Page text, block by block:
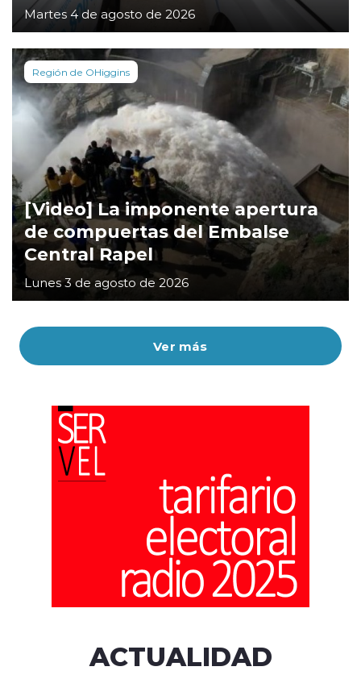
Ver más
Martes 4 de agosto de 2026
Región de OHiggins
[Video] La imponente apertura
de compuertas del Embalse
Central Rapel
Lunes 3 de agosto de 2026
ACTUALIDAD